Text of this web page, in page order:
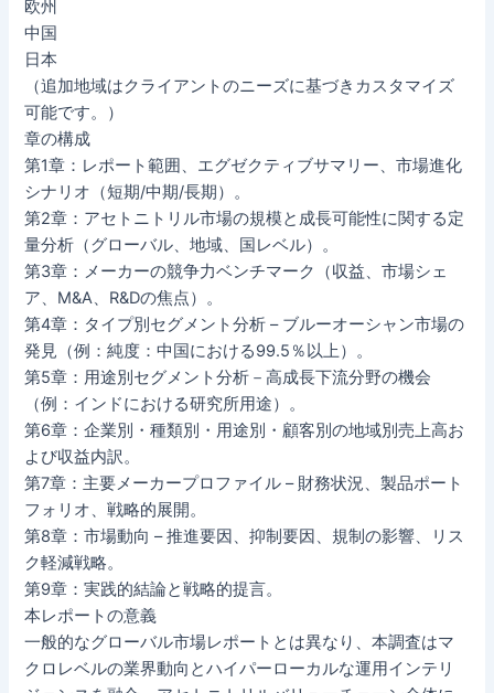
欧州
中国
日本
（追加地域はクライアントのニーズに基づきカスタマイズ
可能です。）
章の構成
第1章：レポート範囲、エグゼクティブサマリー、市場進化
シナリオ（短期/中期/長期）。
第2章：アセトニトリル市場の規模と成長可能性に関する定
量分析（グローバル、地域、国レベル）。
第3章：メーカーの競争力ベンチマーク（収益、市場シェ
ア、M&A、R&Dの焦点）。
第4章：タイプ別セグメント分析 – ブルーオーシャン市場の
発見（例：純度：中国における99.5％以上）。
第5章：用途別セグメント分析－高成長下流分野の機会
（例：インドにおける研究所用途）。
第6章：企業別・種類別・用途別・顧客別の地域別売上高お
よび収益内訳。
第7章：主要メーカープロファイル – 財務状況、製品ポート
フォリオ、戦略的展開。
第8章：市場動向 – 推進要因、抑制要因、規制の影響、リス
ク軽減戦略。
第9章：実践的結論と戦略的提言。
本レポートの意義
一般的なグローバル市場レポートとは異なり、本調査はマ
クロレベルの業界動向とハイパーローカルな運用インテリ